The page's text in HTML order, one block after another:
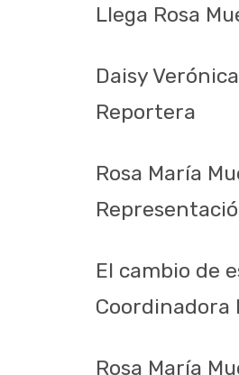
Llega Rosa
Daisy
Reportera
Rosa María
El cambio de
Coordinadora
Rosa María